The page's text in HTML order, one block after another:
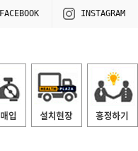
FACEBOOK INSTAGRAM